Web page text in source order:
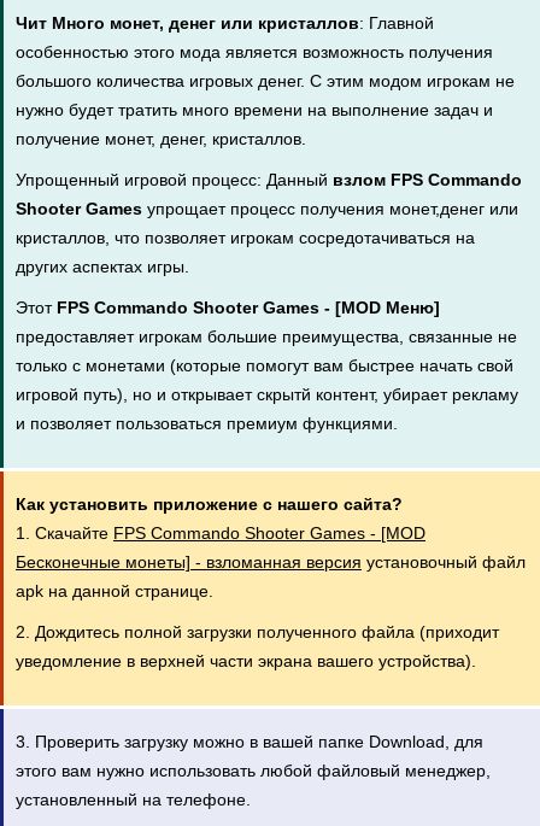
Чит Много монет, денег или кристаллов: Главной
особенностью этого мода является возможность получения
большого количества игровых денег. С этим модом игрокам не
нужно будет тратить много времени на выполнение задач и
получение монет, денег, кристаллов.
Упрощенный игровой процесс: Данный взлом FPS Commando
Shooter Games упрощает процесс получения монет,денег или
кристаллов, что позволяет игрокам сосредотачиваться на
других аспектах игры.
Этот FPS Commando Shooter Games - [MOD Меню]
предоставляет игрокам большие преимущества, связанные не
только с монетами (которые помогут вам быстрее начать свой
игровой путь), но и открывает скрытй контент, убирает рекламу
и позволяет пользоваться премиум функциями.
Как установить приложение с нашего сайта?
1. Скачайте FPS Commando Shooter Games - [MOD
Бесконечные монеты] - взломанная версия установочный файл
apk на данной странице.
2. Дождитесь полной загрузки полученного файла (приходит
уведомление в верхней части экрана вашего устройства).
3. Проверить загрузку можно в вашей папке Download, для
этого вам нужно использовать любой файловый менеджер,
установленный на телефоне.